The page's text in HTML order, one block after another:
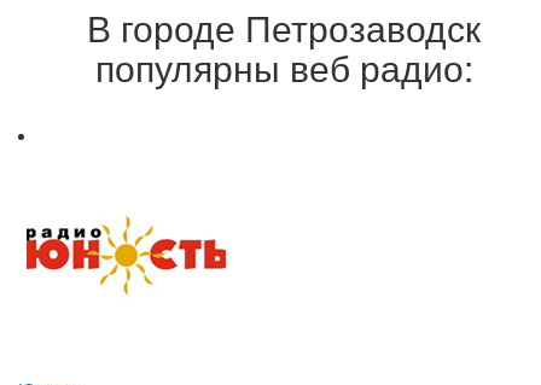
В городе Петрозаводск
популярны веб радио: